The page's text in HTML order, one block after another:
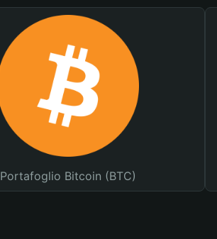
Portafoglio Bitcoin (BTC)